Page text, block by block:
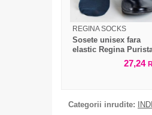
REGINA SOCKS
Sosete unisex fara
elastic Regina
27,24
Categorii inrudite: